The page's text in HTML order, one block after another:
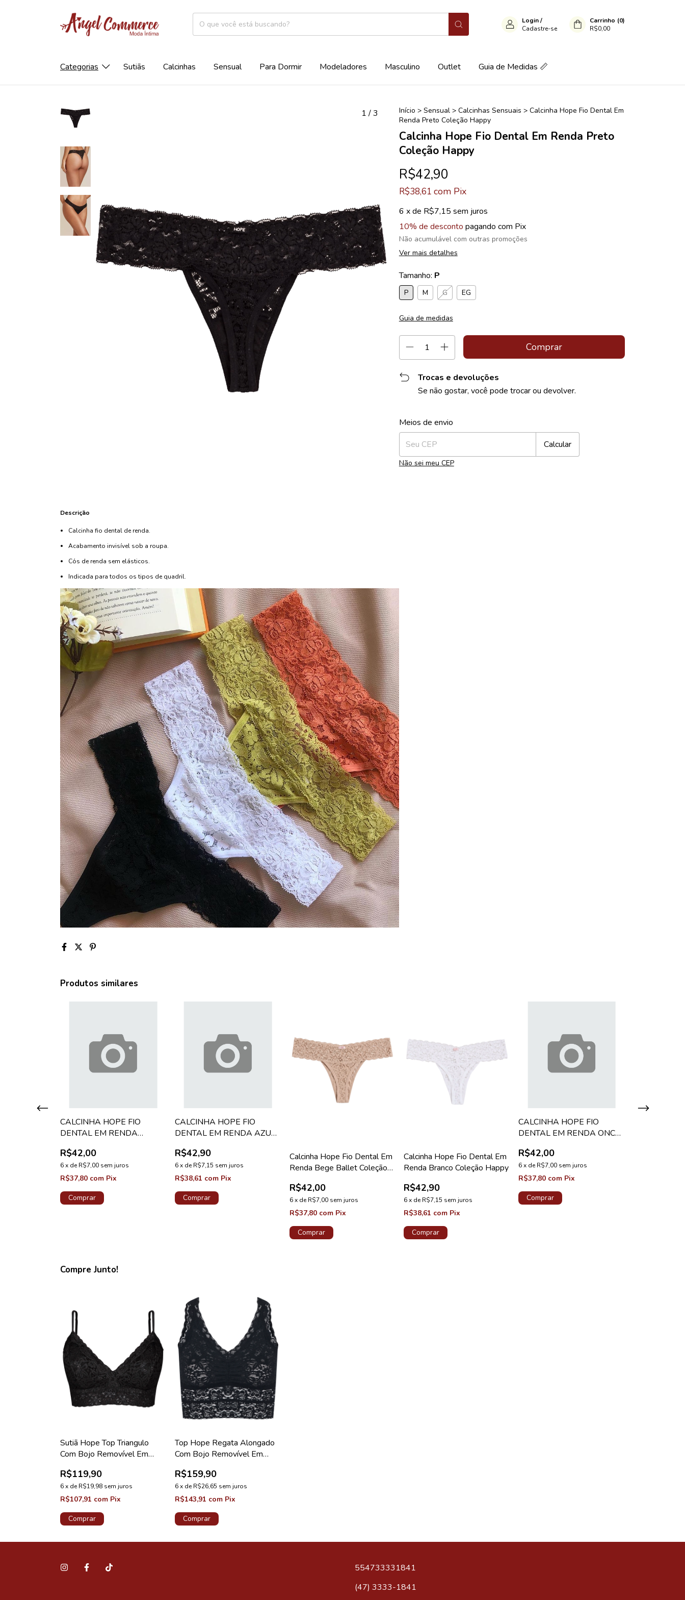
Login/
Cadastre-se
Carrinho (0)
R$0,00
Categorias Sutiãs Calcinhas Sensual Para Dormir Modeladores Masculino Outlet Guia de Medidas 📏
1/3 Início > Sensual > Calcinhas Sensuais > Calcinha Hope Fio Dental Em
Renda Preto Coleção Happy
Calcinha Hope Fio Dental Em Renda Preto
Coleção Happy
R$42,90
R$38,61 com Pix
6 x de R$7,15 sem juros
10% de desconto pagando com Pix
Não acumulável com outras promoções
Ver mais detalhes
Tamanho: P
P M G EG
Guia de medidas
Trocas e devoluções
Se não gostar, você pode trocar ou devolver.
Entregas para o CEP:
Meios de envio
Calcular
Não sei meu CEP
Descrição
Calcinha fio dental de renda.
Acabamento invisível sob a roupa.
Cós de renda sem elásticos.
Indicada para todos os tipos de quadril.
Produtos similares
CALCINHA HOPE FIO
DENTAL EM RENDA
COLECAO HAPPY
R$42,00
6x deR$7,00 sem juros
R$37,80 com Pix
Comprar
CALCINHA HOPE FIO
DENTAL EM RENDA AZUL
R$42,90
6 x deR$7,15 sem juros
R$38,61 com Pix
Comprar
Calcinha Hope Fio Dental Em
Renda Bege Ballet Coleção
R$42,00
6 x deR$7,00 sem juros
R$37,80 com Pix
Comprar
Calcinha Hope Fio Dental Em
Renda Branco Coleção Happy
R$42,90
6 x deR$7,15 sem juros
R$38,61 com Pix
Comprar
CALCINHA HOPE FIO
DENTAL EM RENDA ONCA
R$42,00
6x deR$7,00 sem juros
R$37,80 com Pix
Comprar
Compre Junto!
Sutiã Hope Top Triangulo
Com Bojo Removível Em
R$119,90
6x deR$19,98 sem juros
R$107,91 com Pix
Comprar
Top Hope Regata Alongado
Com Bojo Removível Em
R$159,90
6 x deR$26,65 sem juros
R$143,91 com Pix
Comprar
554733331841
(47) 3333-1841